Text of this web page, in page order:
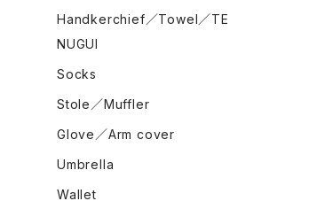
Handkerchief／Towel／TE
NUGUI
Socks
Stole／Muffler
Glove／Arm cover
Umbrella
Wallet